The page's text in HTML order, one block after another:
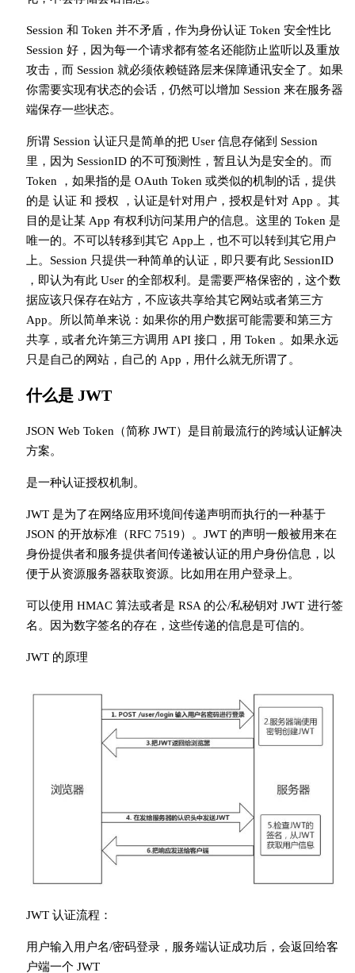
Session 和 Token 并不矛盾，作为身份认证 Token 安全性比
Session 好，因为每一个请求都有签名还能防止监听以及重放
攻击，而 Session 就必须依赖链路层来保障通讯安全了。如果
你需要实现有状态的会话，仍然可以增加 Session 来在服务器
端保存一些状态。
所谓 Session 认证只是简单的把 User 信息存储到 Session
里，因为 SessionID 的不可预测性，暂且认为是安全的。而
Token ，如果指的是 OAuth Token 或类似的机制的话，提供
的是 认证 和 授权 ，认证是针对用户，授权是针对 App 。其
目的是让某 App 有权利访问某用户的信息。这里的 Token 是
唯一的。不可以转移到其它 App上，也不可以转到其它用户
上。Session 只提供一种简单的认证，即只要有此 SessionID
，即认为有此 User 的全部权利。是需要严格保密的，这个数
据应该只保存在站方，不应该共享给其它网站或者第三方
App。所以简单来说：如果你的用户数据可能需要和第三方
共享，或者允许第三方调用 API 接口，用 Token 。如果永远
只是自己的网站，自己的 App，用什么就无所谓了。
什么是 JWT
JSON Web Token（简称 JWT）是目前最流行的跨域认证解决
方案。
是一种认证授权机制。
JWT 是为了在网络应用环境间传递声明而执行的一种基于
JSON 的开放标准（RFC 7519）。JWT 的声明一般被用来在
身份提供者和服务提供者间传递被认证的用户身份信息，以
便于从资源服务器获取资源。比如用在用户登录上。
可以使用 HMAC 算法或者是 RSA 的公/私秘钥对 JWT 进行签
名。因为数字签名的存在，这些传递的信息是可信的。
JWT 的原理
JWT 认证流程：
用户输入用户名/密码登录，服务端认证成功后，会返回给客
户端一个 JWT